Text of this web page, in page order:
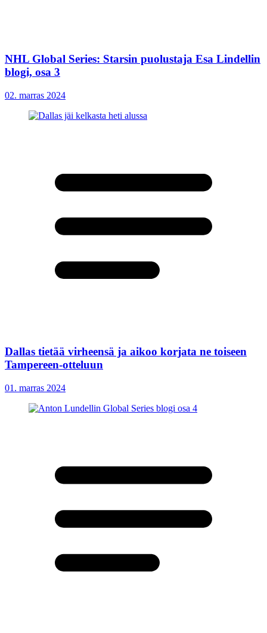
NHL Global Series: Starsin puolustaja Esa Lindellin
blogi, osa 3
02. marras 2024
Dallas tietää virheensä ja aikoo korjata ne toiseen
Tampereen-otteluun
01. marras 2024